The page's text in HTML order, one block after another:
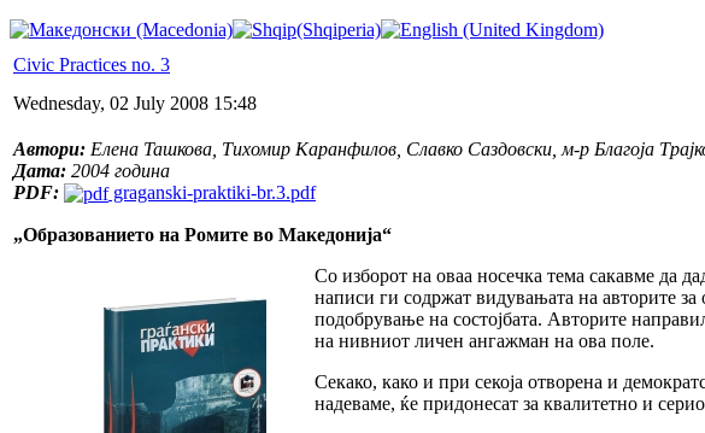
Civic Practices no. 3
Wednesday, 02 July 2008 15:48
Автори: Елена Ташкова, Тихомир Каранфилов, Славко Саздовски, м-р Благоја
Дата: 2004 година
PDF:
graganski-praktiki-br.3.pdf
„Образованието на Ромите во Македонија“
Со изборот на оваа носечка тема сакавме да
написи ги содржат видувањата на авторите
подобрување на состојбата. Авторите
на нивниот личен ангажман на ова поле.
Секако, како и при секоја отворена и
надеваме, ќе придонесат за квалитетно и